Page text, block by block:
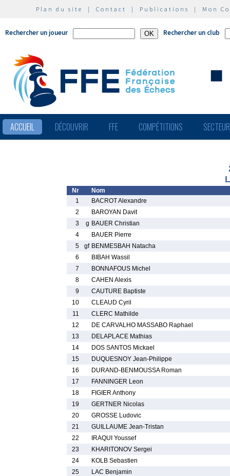
Plan du site | Contact | Publications | Mon
Rechercher un joueur Rechercher un club
ACCUEIL DÉCOUVRIR FFE COMPÉTITIONS
Nr
Nom
1
BACROT Alexandre
2
BAROYAN Davit
3
g BAUER Christian
4
BAUER Pierre
5
gf BENMESBAH Natacha
6
BIBAH Wassil
7
BONNAFOUS Michel
8
CAHEN Alexis
9
CAUTURE Baptiste
10
CLEAUD Cyril
11
CLERC Mathilde
12
DE CARVALHO MASSABO Raphael
13
DELAPLACE Mathias
14
DOS SANTOS Mickael
15
DUQUESNOY Jean-Philippe
16
DURAND-BENMOUSSA Roman
17
FANNINGER Leon
18
FIGIER Anthony
19
GERTNER Nicolas
20
GROSSE Ludovic
21
GUILLAUME Jean-Tristan
22
IRAQUI Youssef
23
KHARITONOV Sergei
24
KOLB Sebastien
25
LAC Benjamin